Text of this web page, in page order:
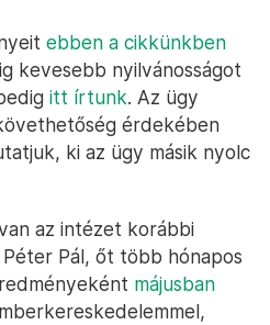
ebben a cikkünkben
kevesebb nyilvánosságot
itt írtunk. Az ügy
érdekében
ki az ügy másik nyolc
az intézet korábbi
Pál, őt több hónapos
májusban